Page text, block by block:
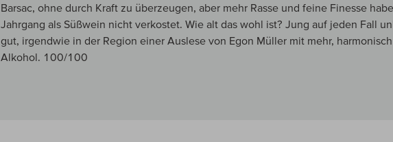
Barsac, ohne durch Kraft zu überzeugen, aber mehr Rasse und feine Finesse
Jahrgang als Süßwein nicht verkostet. Wie alt das wohl ist? Jung auf jeden Fall
gut, irgendwie in der Region einer Auslese von Egon Müller mit mehr,
Alkohol. 100/100